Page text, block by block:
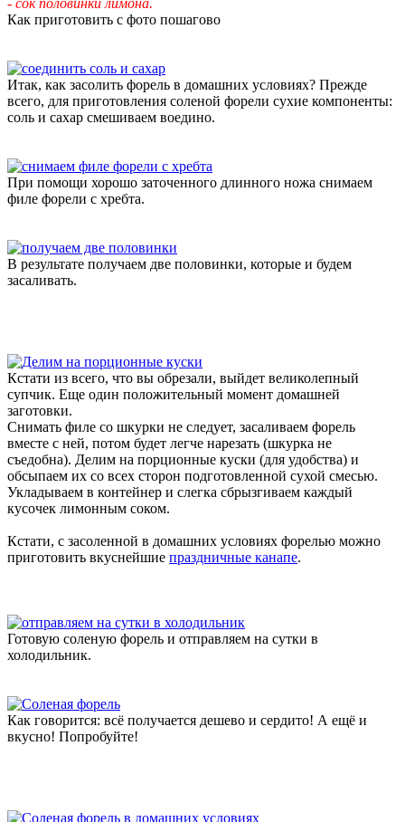
Как приготовить с фото пошагово
Итак, как засолить форель в домашних условиях? Прежде
всего, для приготовления соленой форели сухие компоненты:
соль и сахар смешиваем воедино.
При помощи хорошо заточенного длинного ножа снимаем
филе форели с хребта.
В результате получаем две половинки, которые и будем
засаливать.
Кстати из всего, что вы обрезали, выйдет великолепный
супчик. Еще один положительный момент домашней
заготовки.
Снимать филе со шкурки не следует, засаливаем форель
вместе с ней, потом будет легче нарезать (шкурка не
съедобна). Делим на порционные куски (для удобства) и
обсыпаем их со всех сторон подготовленной сухой смесью.
Укладываем в контейнер и слегка сбрызгиваем каждый
кусочек лимонным соком.
Кстати, с засоленной в домашних условиях форелью можно
приготовить вкуснейшие праздничные канапе.
Готовую соленую форель и отправляем на сутки в
холодильник.
Как говорится: всё получается дешево и сердито! А ещё и
вкусно! Попробуйте!